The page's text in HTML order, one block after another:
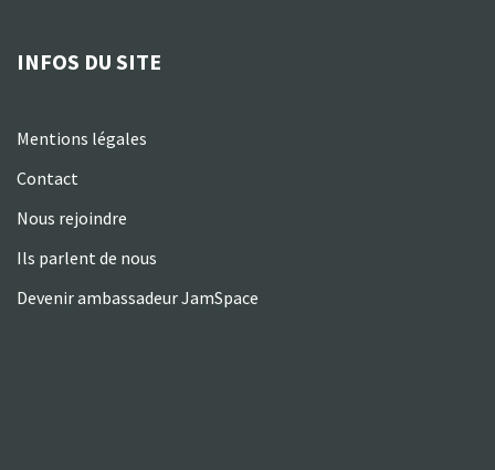
INFOS DU SITE
Mentions légales
Contact
Nous rejoindre
Ils parlent de nous
Devenir ambassadeur JamSpace